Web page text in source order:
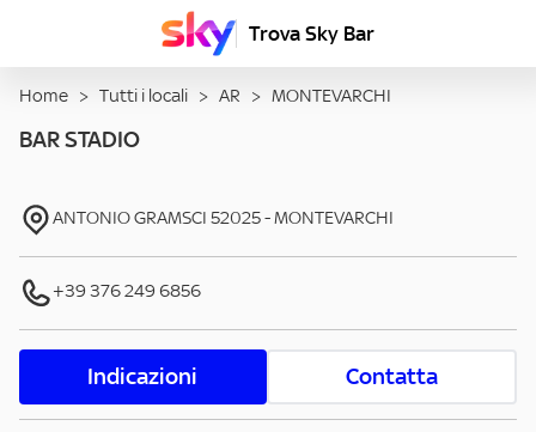
Trova Sky Bar
Home > Tutti i locali > AR > MONTEVARCHI
BAR STADIO
ANTONIO GRAMSCI 52025-MONTEVARCHI
+39 376 249 6856
Indicazioni Contatta